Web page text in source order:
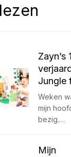
Zayn’s
Jungle
Weken
mijn
bezig.…
Mijn